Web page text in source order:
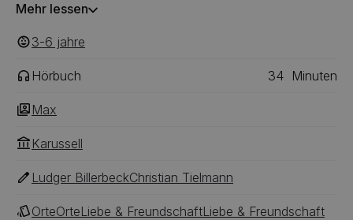
sogar geröntgt. Zum Glück ist nichts gebrochen, aber
dass Papa bei ihm übernachten darf!
Mehr lessen
3-6 ‎‎ jahre
Hörbuch 34 Minuten
Max
Karussell
Ludger BillerbeckChristian Tielmann
OrteOrteLiebe & FreundschaftLiebe & Freundschaft